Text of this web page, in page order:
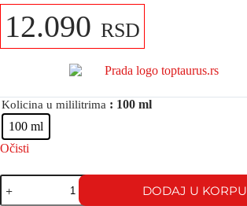
12.090 RSD
Kolicina u mililitrima : 100 ml
100 ml
Očisti
DODAJ U KORPU